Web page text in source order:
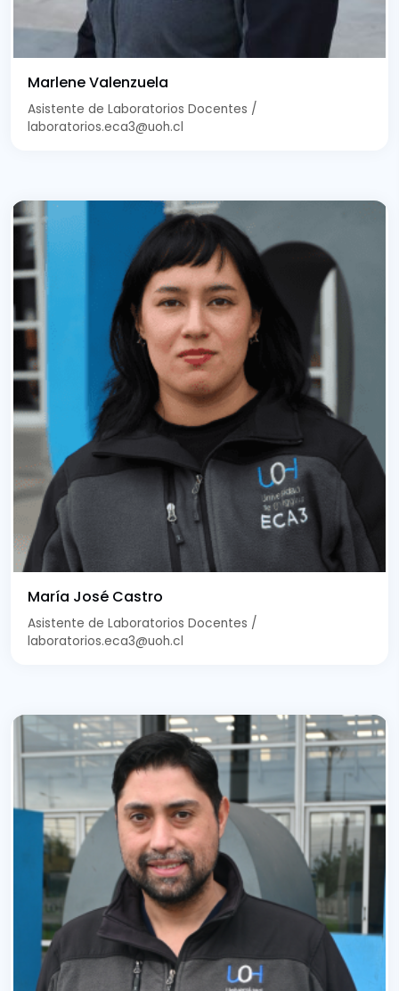
Marlene Valenzuela
Asistente de Laboratorios Docentes /
laboratorios.eca3@uoh.cl
María José Castro
Asistente de Laboratorios Docentes /
laboratorios.eca3@uoh.cl